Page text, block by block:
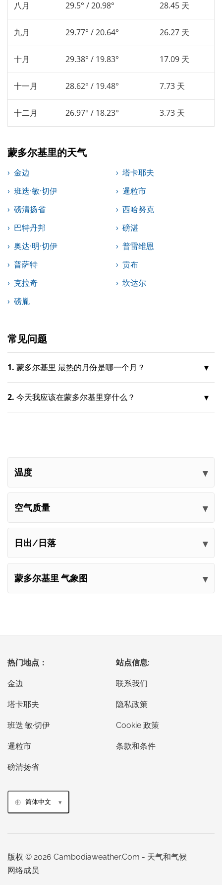
八月 29.5° / 20.98° 28.45 天
九月 29.77° / 20.64° 26.27 天
十月 29.38° / 19.83° 17.09 天
十一月 28.62° / 19.48° 7.73 天
十二月 26.97° / 18.23° 3.73 天
蒙多尔基里的天气
金边
塔卡耶夫
班迭·敏·切伊
暹粒市
磅清扬省
西哈努克
巴特丹邦
磅湛
奥达·明·切伊
普雷维恩
普萨特
贡布
克拉奇
坎达尔
磅胤
常见问题
1. 蒙多尔基里 最热的月份是哪一个月？
2. 今天我应该在蒙多尔基里穿什么？
温度
空气质量
日出/日落
蒙多尔基里 气象图
热门地点：
金边
塔卡耶夫
班迭·敏·切伊
暹粒市
磅清扬省
站点信息:
联系我们
隐私政策
Cookie 政策
条款和条件
简体中文
版权 © 2026 Cambodiaweather.Com - 天气和气候
网络成员